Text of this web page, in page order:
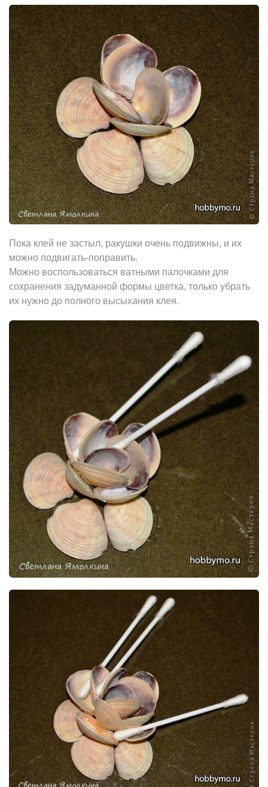
Пока клей не застыл, ракушки очень подвижны, и их
можно подвигать-поправить.
Можно воспользоваться ватными палочками для
сохранения задуманнoй формы цветка, только убрать
их нужно до полного высыхания клея.